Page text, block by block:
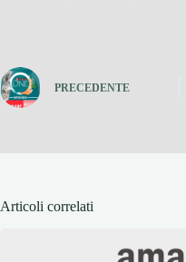
PRECEDENTE
Articoli correlati